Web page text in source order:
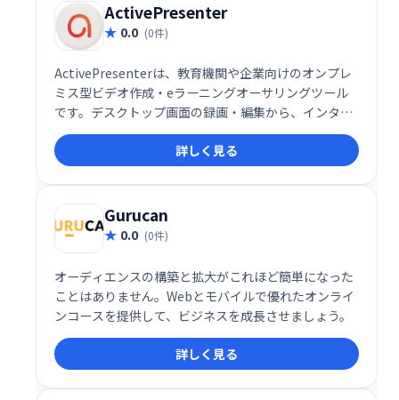
ActivePresenter
0.0 (0件)
ActivePresenterは、教育機関や企業向けのオンプレ
ミス型ビデオ作成・eラーニングオーサリングツール
です。デスクトップ画面の録画・編集から、インタラ
クティブなHTML5コンテンツ作成まで、幅広い機能を
提供します。オーディオ/ビデオ編集機能も充実してお
り、Mac/Windows両対応で作成したコンテンツはあ
らゆるモバイルデバイスで共有可能です。効率的なe
ラーニングコンテンツ制作を実現します。
詳しく見る
Gurucan
0.0 (0件)
オーディエンスの構築と拡大がこれほど簡単になった
ことはありません。Webとモバイルで優れたオンライ
ンコースを提供して、ビジネスを成長させましょう。
詳しく見る